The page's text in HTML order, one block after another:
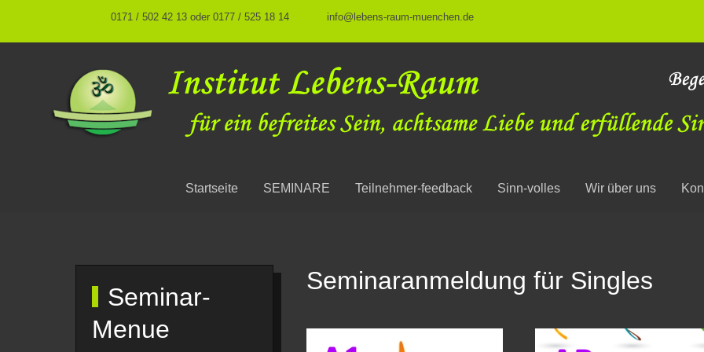
0171 / 502 42 13 oder 0177 / 525 18 14 info@lebens-raum-muenchen.de
Startseite SEMINARE Teilnehmer-feedback Sinn-volles Wir über uns
Seminar-
Menue
Seminaranmeldung für Singles